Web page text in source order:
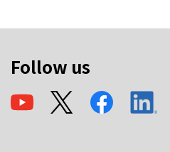
Follow us